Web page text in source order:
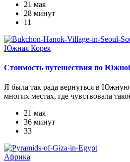
21 мая
28 минут
11
Южная Корея
Стоимость путешествия по
Я была так рада вернуться в
многих местах, где чувствовала
21 мая
36 минут
33
Африка